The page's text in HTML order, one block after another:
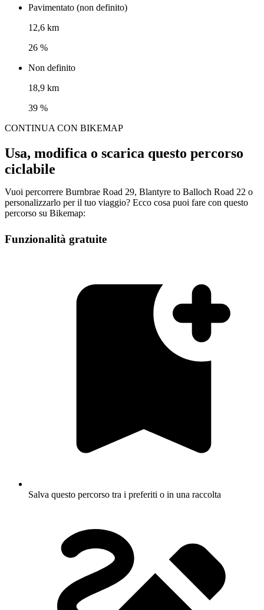
Pavimentato (non definito)
12,6 km
26 %
Non definito
18,9 km
39 %
CONTINUA CON BIKEMAP
Usa, modifica o scarica questo percorso
ciclabile
Vuoi percorrere Burnbrae Road 29, Blantyre to Balloch Road 22 o
personalizzarlo per il tuo viaggio? Ecco cosa puoi fare con questo
percorso su Bikemap:
Funzionalità gratuite
Salva questo percorso tra i preferiti o in una raccolta